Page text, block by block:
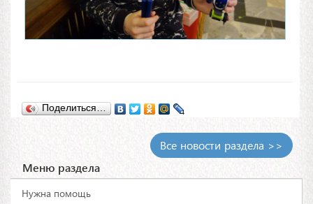
Поделиться…
Все новости раздела >>
Меню раздела
Нужна помощь